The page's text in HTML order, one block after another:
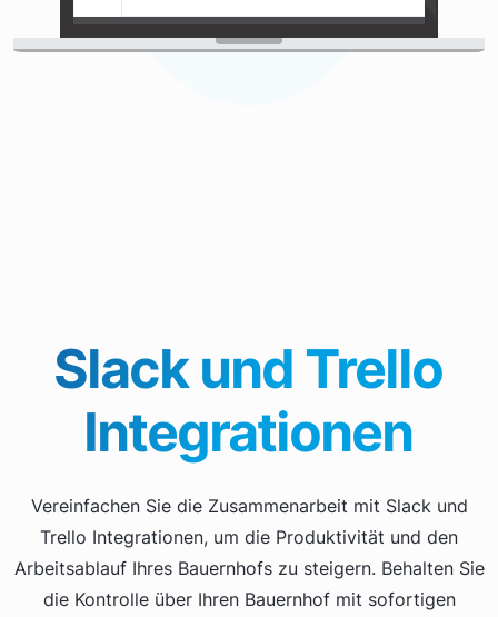
Slack und Trello
Integrationen
Vereinfachen Sie die Zusammenarbeit mit Slack und
Trello Integrationen, um die Produktivität und den
Arbeitsablauf Ihres Bauernhofs zu steigern. Behalten Sie
die Kontrolle über Ihren Bauernhof mit sofortigen